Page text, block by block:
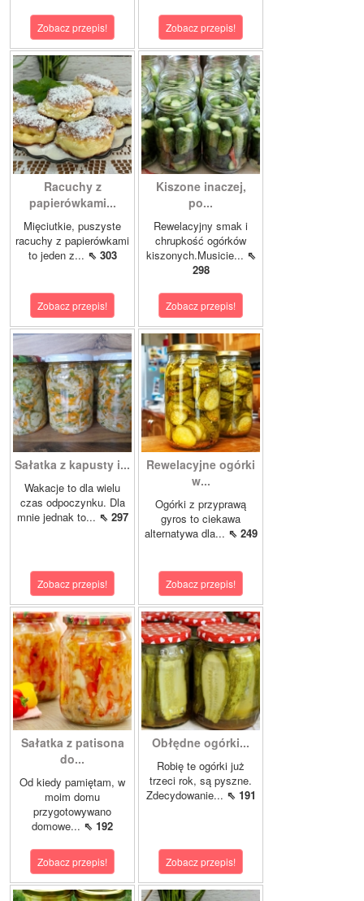
Zobacz przepis! Zobacz przepis!
Racuchy z
papierówkami...
Mięciutkie, puszyste
racuchy z papierówkami
to jeden z... ⇖ 303
Zobacz przepis!
Kiszone inaczej,
po...
Rewelacyjny smak i
chrupkość ogórków
kiszonych.Musicie... ⇖
298
Zobacz przepis!
Sałatka z kapusty i...
Wakacje to dla wielu
czas odpoczynku. Dla
mnie jednak to... ⇖ 297
Zobacz przepis!
Rewelacyjne ogórki
w...
Ogórki z przyprawą
gyros to ciekawa
alternatywa dla... ⇖ 249
Zobacz przepis!
Sałatka z patisona
do...
Od kiedy pamiętam, w
moim domu
przygotowywano
domowe... ⇖ 192
Zobacz przepis!
Obłędne ogórki...
Robię te ogórki już
trzeci rok, są pyszne.
Zdecydowanie... ⇖ 191
Zobacz przepis!